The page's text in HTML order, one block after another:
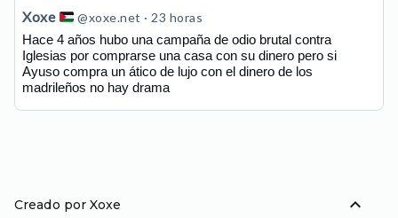
de
Xoxe
en
Bluesky
Xoxe @xoxe.net
23 horas
Hace 4 años hubo una campaña de odio brutal contra
Iglesias por comprarse una casa con su dinero pero si
Ayuso compra un ático de lujo con el dinero de los
madrileños no hay drama
Creado por Xoxe expand_less